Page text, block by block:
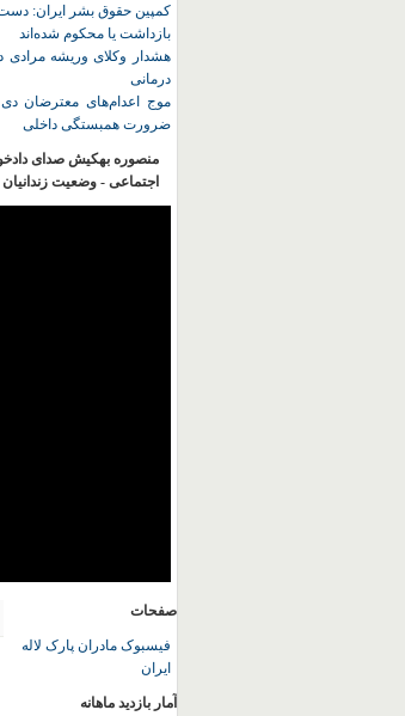
بازداشت یا محکوم شده‌اند
درمانی
موج اعدام‌های معترضان دی‌
ضرورت همبستگی داخلی
منصوره بهکیش صدای
اجتماعی - وضعیت
صفحات
فیسبوک مادران پارک لاله
ایران
آمار بازدید ماهانه